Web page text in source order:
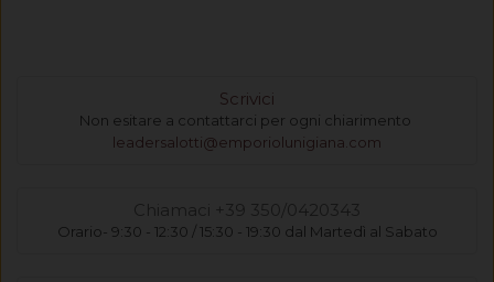
Scrivici
Non esitare a contattarci per ogni chiarimento
leadersalotti@emporiolunigiana.com
Chiamaci +39 350/0420343
Orario- 9:30 - 12:30 / 15:30 - 19:30 dal Martedì al Sabato